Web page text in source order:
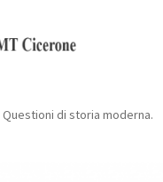
Questioni di storia moderna.